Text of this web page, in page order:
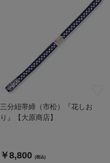
三分紐帯締（市松）『花しお
り』【大原商店】
￥8,800 (税込)